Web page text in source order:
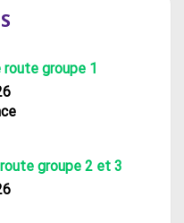
route groupe 1
groupe 2 et 3